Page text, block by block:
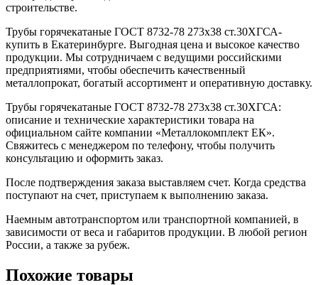
строительстве.
Трубы горячекатаные ГОСТ 8732-78 273x38 ст.30ХГСА-
купить в Екатеринбурге. Выгодная цена и высокое качество
продукции. Мы сотрудничаем с ведущими российскими
предприятиями, чтобы обеспечить качественный
металлопрокат, богатый ассортимент и оперативную доставку.
Трубы горячекатаные ГОСТ 8732-78 273x38 ст.30ХГСА:
описание и технические характеристики товара на
официальном сайте компании «Металлокомплект ЕК».
Свяжитесь с менеджером по телефону, чтобы получить
консультацию и оформить заказ.
После подтверждения заказа выставляем счет. Когда средства
поступают на счет, приступаем к выполнению заказа.
Наемным автотранспортом или транспортной компанией, в
зависимости от веса и габаритов продукции. В любой регион
России, а также за рубеж.
Похожие товары